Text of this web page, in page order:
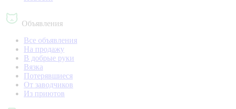
Объявления
Все объявления
На продажу
В добрые руки
Вязка
Потерявшиеся
От заводчиков
Из приютов